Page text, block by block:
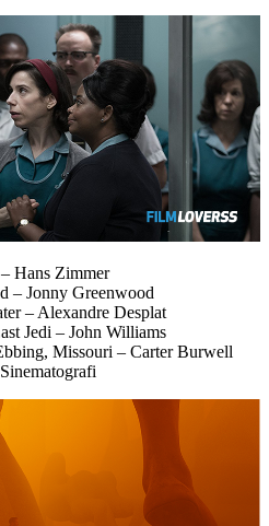
Hans Zimmer
– Jonny Greenwood
– Alexandre Desplat
Jedi – John Williams
Missouri – Carter Burwell